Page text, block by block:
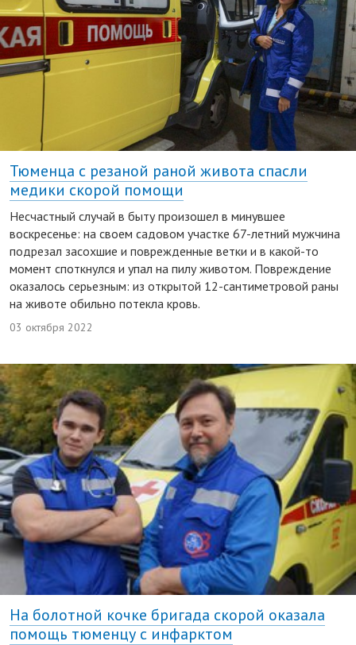
Тюменца с резаной раной живота спасли
медики скорой помощи
Несчастный случай в быту произошел в минувшее
воскресенье: на своем садовом участке 67-летний мужчина
подрезал засохшие и поврежденные ветки и в какой-то
момент споткнулся и упал на пилу животом. Повреждение
оказалось серьезным: из открытой 12-сантиметровой раны
на животе обильно потекла кровь.
03 октября 2022
На болотной кочке бригада скорой оказала
помощь тюменцу с инфарктом